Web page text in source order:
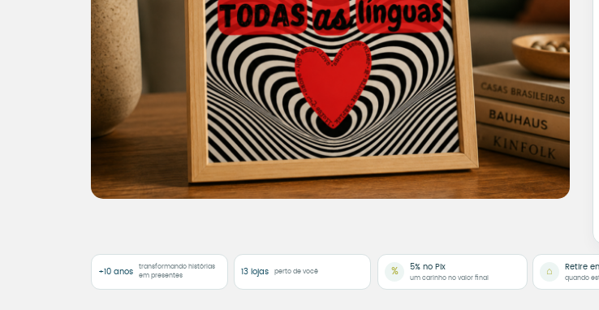
+10 anos
transformando histórias
em presentes
13 lojas perto de você % 5% no Pix
um carinho no valor final
⌂ Retire
quando